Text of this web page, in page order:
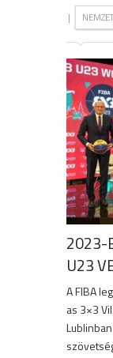
|
2023-
U23
A FIBA
as 3×3